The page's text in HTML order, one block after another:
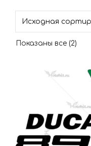
Показаны все (2)
несколько
вариаций.
Опции